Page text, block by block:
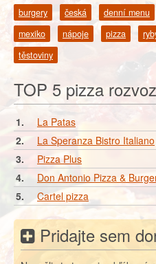
burgery česká denní menu
mexiko
nápoje pizza
těstoviny
TOP 5 pizza
1. La Patas
2.
La Speranza Bistro Italiano
3.
Pizza Plus
4.
Don Antonio Pizza &
5.
Cartel pizza
Pridajte sem